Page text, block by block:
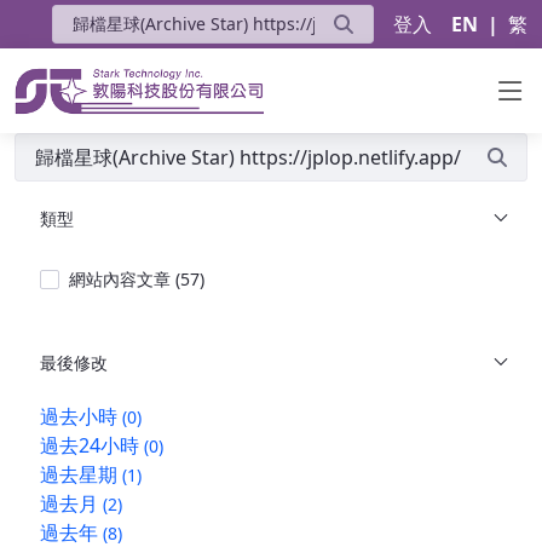
登入 EN | 繁
搜尋
類型
網站內容文章 (57)
最後修改
過去小時 (0)
過去24小時 (0)
過去星期 (1)
過去月 (2)
過去年 (8)